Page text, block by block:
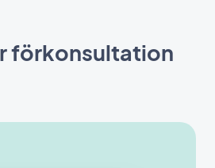
förkonsultation